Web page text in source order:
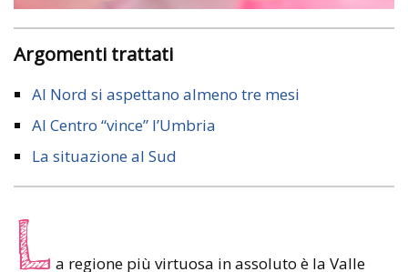
Argomenti trattati
Al Nord si aspettano almeno tre mesi
Al Centro “vince” l’Umbria
La situazione al Sud
L a regione più virtuosa in assoluto è la Valle